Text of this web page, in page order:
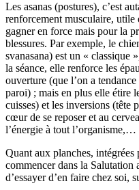
Les asanas (postures), c’est
renforcement musculaire,
gagner en force mais pour la
blessures. Par exemple, le
svanasana) est un « classique
la séance, elle renforce les
ouverture (que l’on a
paroi) ; mais en plus elle étire
cuisses) et les inversions (tête
cœur de se reposer et au
l’énergie à tout l’organisme,…
Quant aux planches, intégrées
commencer dans la Salutation
d’essayer d’en faire chez soi,